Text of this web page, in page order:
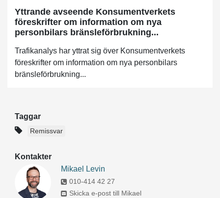
Yttrande avseende Konsumentverkets
föreskrifter om information om nya
personbilars bränsleförbrukning...
Trafikanalys har yttrat sig över Konsumentverkets
föreskrifter om information om nya personbilars
bränsleförbrukning...
Taggar
Remissvar
Kontakter
Mikael Levin
010-414 42 27
Skicka e-post till Mikael